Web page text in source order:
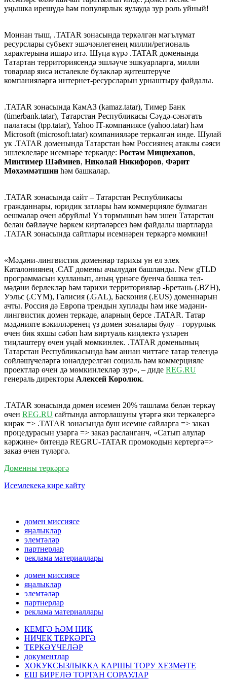
уңышка ирешүдә һәм популярлык яулауда зур роль уйный!
Моннан тыш, .TATAR зонасында теркәлгән мәгълүмат
ресурслары субъект эшәчәнлегенең милли/региональ
характерына ишарә итә. Шуңа күрә .TATAR доменында
Татартан территориясендә эшләүче эшкуарларга, милли
товарлар яисә истәлекле бүләкләр җитештерүче
компанияләргә интернет-ресурсларын урнаштыру файдалы.
.TATAR зонасында КамАЗ (kamaz.tatar), Тимер Банк
(timerbank.tatar), Татарстан Республикасы Сәүдә-сәнәгать
палатасы (tpp.tatar), Yahoo IT-компаниясе (yahoo.tatar) һәм
Microsoft (microsoft.tatar) компанияләре теркәлгән инде. Шулай
ук .TATAR доменында Татарстан һәм Россиянең атаклы сәяси
эшлеклеләре исемнәре теркәлде: Рөстәм Миңнеханов,
Минтимер Шәймиев, Николай Никифоров, Фәрит
Мөхәммәтшин һәм башкалар.
.TATAR зонасында сайт – Татарстан Республикасы
гражданнары, юридик затлары һәм коммерцияле булмаган
оешмалар өчен абруйлы! Үз тормышын һәм эшен Татарстан
белән бәйләүче һәркем киртәләрсез һәм файдалы шартларда
.TATAR зонасында сайтлары исемнәрен теркәргә мөмкин!
«Мәдәни-лингвистик доменнар тарихы ун ел элек
Каталониянең .CAT домены ачылудан башланды. New gTLD
программасын кулланып, аның үрнәге буенча башка тел-
мәдәни берлекләр һәм тарихи территорияләр -Бретань (.BZH),
Уэльс (.CYM), Галисия (.GAL), Баскония (.EUS) доменнарын
ачты. Россия дә Европа трендын хуплады һәм ике мәдәни-
лингвистик домен теркәде, аларның берсе .TATAR. Татар
мәдәнияте вәкилләренең үз домен зоналары булу – горурлык
өчен бик яхшы сәбәп һәм виртуаль киңлектә үзләрен
тиңләштерү өчен уңай мөмкинлек. .TATAR доменының
Татарстан Республикасында һәм аннан читтәге татар телендә
сөйләшүчеләргә юнәлдерелгән социаль һәм коммерцияле
проектлар өчен дә мөмкинлекләр зур», – диде REG.RU
генераль директоры Алексей Королюк.
.TATAR зонасында домен исемен 20% ташлама белән теркәү
өчен REG.RU сайтында авторлашуны үтәргә яки теркәлергә
кирәк => .TATAR зонасында буш исемне сайларга => заказ
процедурасын узарга => заказ расланганч, «Сатып алулар
кәрҗине» битендә REGRU-TATAR промокодын кертергә=>
заказ өчен түләргә.
Доменны теркәргә
Исемлекекә кире кайту
домен миссиясе
яңалыклар
элемтәләр
партнерлар
реклама материаллары
домен миссиясе
яңалыклар
элемтәләр
партнерлар
реклама материаллары
КЕМГӘ ҺӘМ НИК
НИЧЕК ТЕРКӘРГӘ
ТЕРКӘҮЧЕЛӘР
документлар
ХОКУКСЫЗЛЫККА КАРШЫ ТОРУ ХЕЗМӘТЕ
ЕШ БИРЕЛӘ ТОРГАН СОРАУЛАР